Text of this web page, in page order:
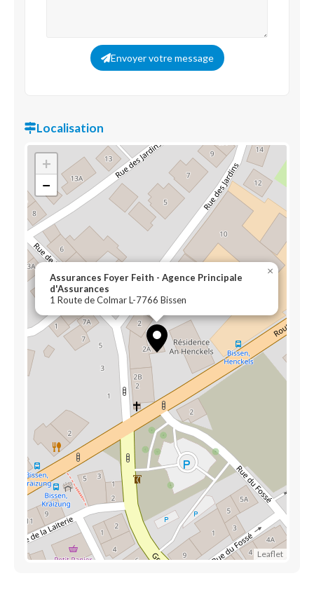
Envoyer votre message
Localisation
Assurances Foyer Feith - Agence Principale
d'Assurances
1 Route de Colmar L-7766 Bissen
×
+
−
Leaflet